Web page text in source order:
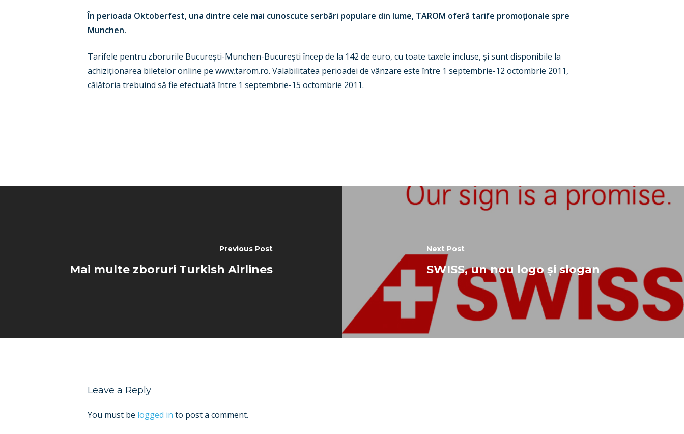
În perioada Oktoberfest, una dintre cele mai cunoscute serbări populare din lume, TAROM oferă tarife promoționale spre
Munchen.
Tarifele pentru zborurile București-Munchen-București încep de la 142 de euro, cu toate taxele incluse, și sunt disponibile la
achiziționarea biletelor online pe www.tarom.ro. Valabilitatea perioadei de vânzare este între 1 septembrie-12 octombrie 2011,
călătoria trebuind să fie efectuată între 1 septembrie-15 octombrie 2011.
Previous Post
Mai multe zboruri Turkish Airlines
Next Post
SWISS, un nou logo și slogan
Leave a Reply
You must be logged in to post a comment.